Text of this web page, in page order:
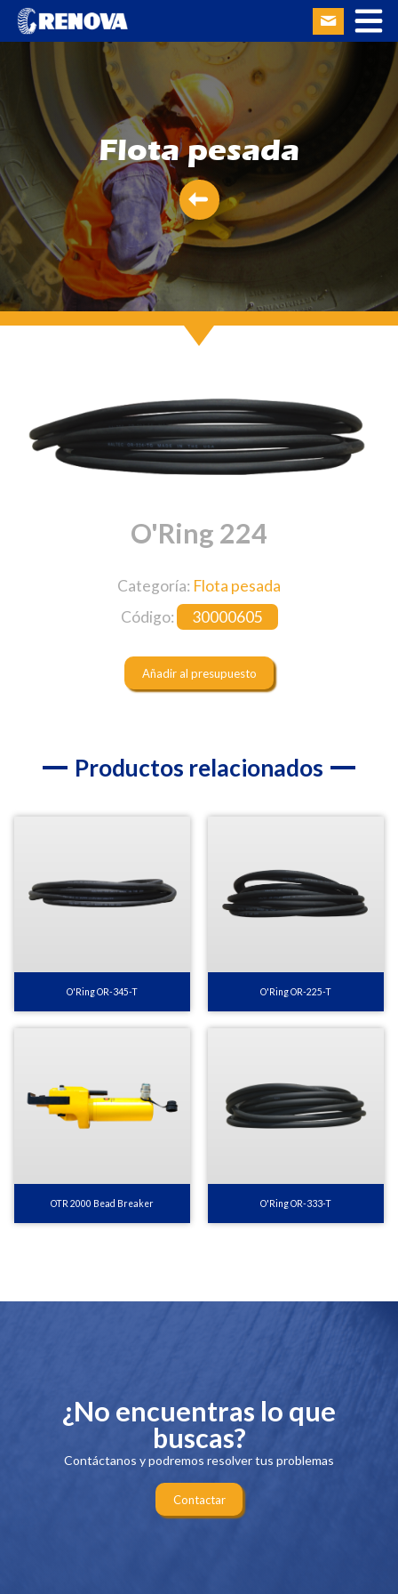
Flota pesada
O'Ring 224
Categoría: Flota pesada
Código:
30000605
Añadir al presupuesto
Productos relacionados
O'Ring OR-345-T O'Ring OR-225-T
OTR 2000 Bead Breaker O'Ring OR-333-T
¿No encuentras lo que
buscas?
Contáctanos y podremos resolver tus problemas
Contactar